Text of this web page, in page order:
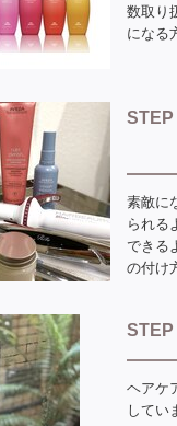
数取り
になる
STEP
素敵に
られる
できる
の付け
STEP
ヘアケ
してい